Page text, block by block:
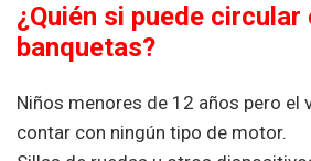
¿Quién si puede circular
banquetas?
Niños menores de 12 años pero el
contar con ningún tipo de motor.